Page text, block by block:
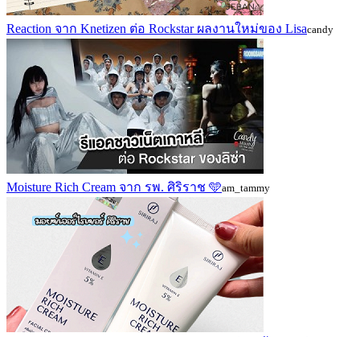
Reaction จาก Knetizen ต่อ Rockstar ผลงานใหม่ของ Lisacandy
Moisture Rich Cream จาก รพ. ศิริราช 🩵am_tammy